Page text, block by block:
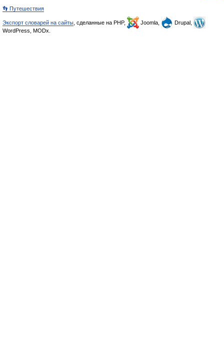
👣 Путешествия
Экспорт словарей на сайты , сделанные на PHP, Joomla,
Drupal,
WordPress, MODx.